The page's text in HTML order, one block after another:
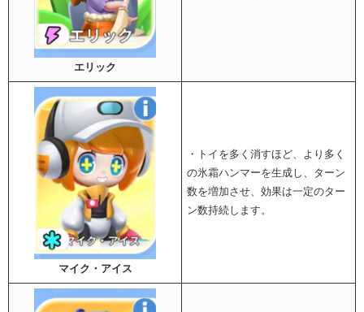
エリック
マイク・アイス
・トイを多く消すほど、より多く
の氷霜ハンマーを生成し、ターン
数を増加させ、効果は一定のター
ン数持続します。